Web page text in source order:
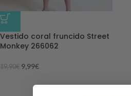
-50%
Vestido coral fruncido Street
Monkey 266062
19,90€ 9,99€